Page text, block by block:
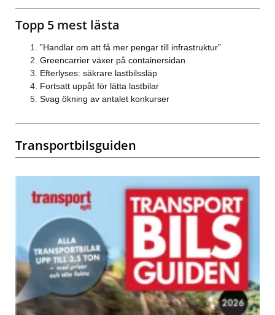
Topp 5 mest lästa
”Handlar om att få mer pengar till infrastruktur”
Greencarrier växer på containersidan
Efterlyses: säkrare lastbilssläp
Fortsatt uppåt för lätta lastbilar
Svag ökning av antalet konkurser
Transportbilsguiden